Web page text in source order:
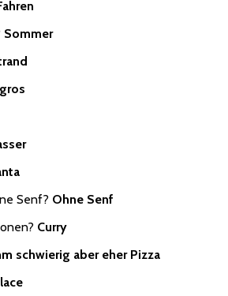
Sommer
Senf? Ohne Senf
Curry
schwierig aber eher Pizza